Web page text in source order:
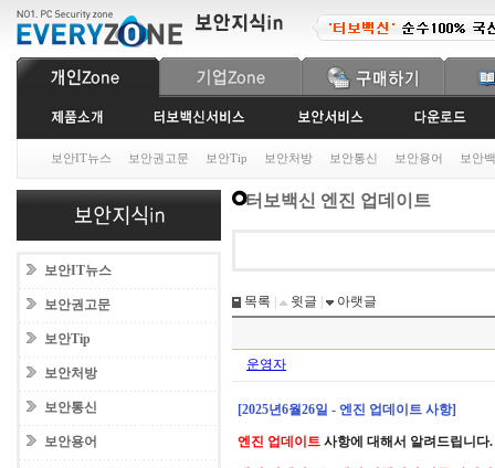
보안IT뉴스 보안권고문 보안Tip 보안처방 보안통신 보안용어 보안
보안IT뉴스
보안권고문
보안Tip
보안처방
보안통신
보안용어
터보백신 엔진 업데이트
목록 윗글 아랫글
운영자
[2025년6월26일 - 엔진 업데이트 사항]
엔진 업데이트 사항에 대해서 알려드립니다.